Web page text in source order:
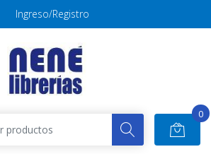
Ingreso/Registro
0